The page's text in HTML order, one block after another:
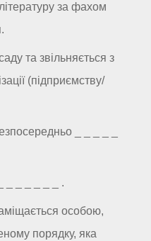
за фахом
та звільняється з
(підприємству/
_ _ _ _ _
_ _ _ _ _ _ .
особою,
порядку, яка